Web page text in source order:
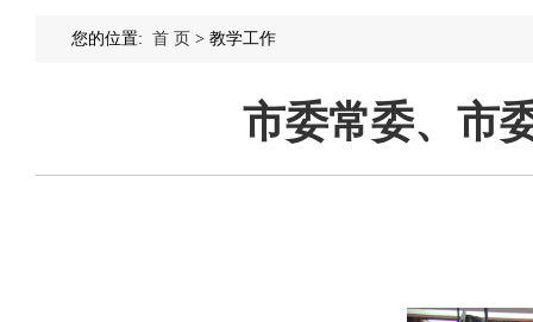
您的位置: 首 页 > 教学工作
市委常委、市